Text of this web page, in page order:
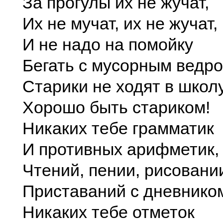
Их не мучат, их не жучат,
И не надо на помойку
Бегать с мусорным
Старики не ходят в
Хорошо быть стариком!
Никаких тебе грамматик
И противных арифметик,
Чтений, пении,
Приставаний с
Никаких тебе отметок